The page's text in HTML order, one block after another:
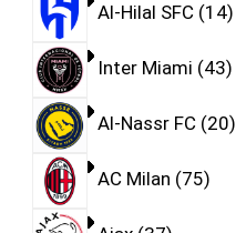
Al-Hilal SFC 14
Inter Miami 43
Al-Nassr FC 20
AC Milan 75